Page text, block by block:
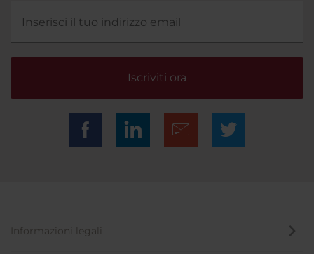
Iscriviti ora
Informazioni legali